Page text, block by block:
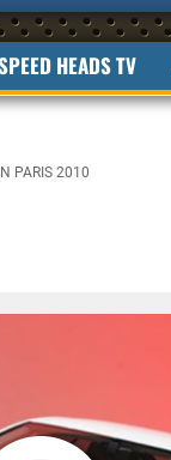
HEADS TV
PARIS 2010